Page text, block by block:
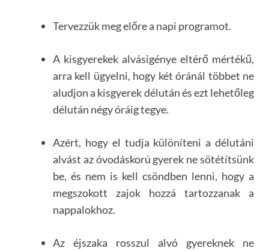
Tervezzük meg előre a napi programot.
A kisgyerekek alvásigénye eltérő mértékű,
arra kell ügyelni, hogy két óránál többet ne
aludjon a kisgyerek délután és ezt lehetőleg
délután négy óráig tegye.
Azért, hogy el tudja különíteni a délutáni
alvást az óvodáskorú gyerek ne sötétítsünk
be, és nem is kell csöndben lenni, hogy a
megszokott zajok hozzá tartozzanak a
nappalokhoz.
Az éjszaka rosszul alvó gyereknek ne